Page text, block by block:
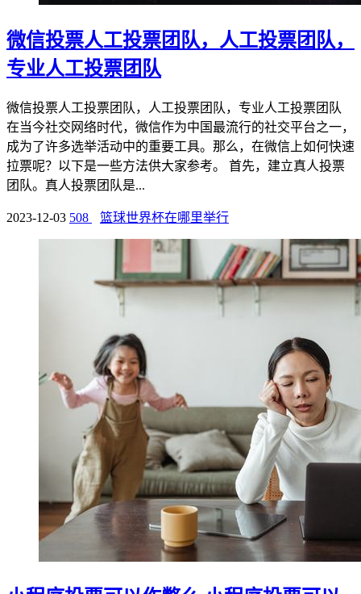
微信投票人工投票团队，人工投票团队，
专业人工投票团队
微信投票人工投票团队，人工投票团队，专业人工投票团队
在当今社交网络时代，微信作为中国最流行的社交平台之一，
成为了许多选举活动中的重要工具。那么，在微信上如何快速
拉票呢？以下是一些方法供大家参考。 首先，建立真人投票
团队。真人投票团队是...
2023-12-03 508 篮球世界杯在哪里举行